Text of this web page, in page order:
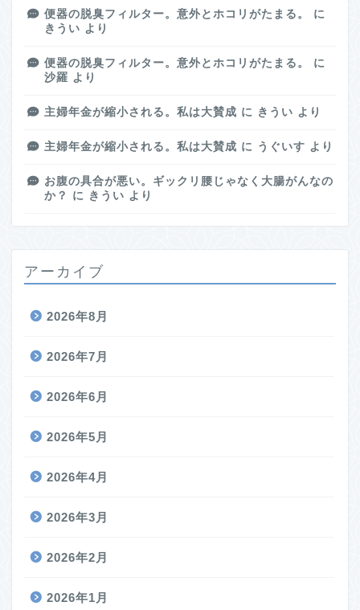
便器の脱臭フィルター。意外とホコリがたまる。
に
きうい より
便器の脱臭フィルター。意外とホコリがたまる。
に
沙羅 より
主婦年金が縮小される。私は大賛成 に きうい より
主婦年金が縮小される。私は大賛成 に うぐいす より
お腹の具合が悪い。ギックリ腰じゃなく大腸がんなの
か？
に きうい より
アーカイブ
2026年8月
2026年7月
2026年6月
2026年5月
2026年4月
2026年3月
2026年2月
2026年1月